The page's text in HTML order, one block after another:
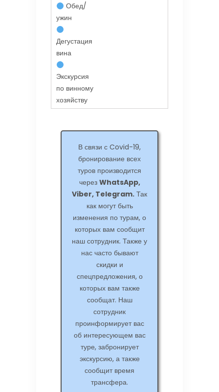
Обед/
ужин
Дегустация
вина
Экскурсия
по винному
хозяйству
В связи с Covid-19,
бронирование всех
туров производится
через WhatsApp,
Viber, Telegram. Так
как могут быть
изменения по турам, о
которых вам сообщит
наш сотрудник. Также у
нас часто бывают
скидки и
спецпредложения, о
которых вам также
сообщат. Наш
сотрудник
проинформирует вас
об интересующем вас
туре, забронирует
экскурсию, а также
сообщит время
трансфера.